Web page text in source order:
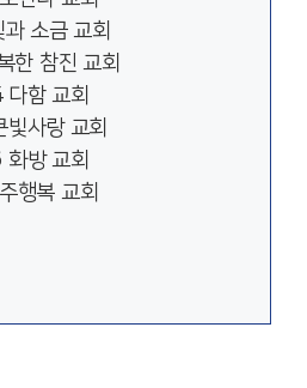
소금 교회
한 참진 교회
다함 교회
빛사랑 교회
화방 교회
행복 교회